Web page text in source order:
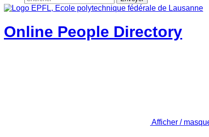
Online People Directory
Afficher /